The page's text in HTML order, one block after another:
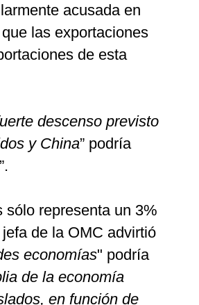
acusada en
las exportaciones
de esta
descenso previsto
y China” podría
representa un 3%
de la OMC advirtió
economías" podría
de la economía
en función de